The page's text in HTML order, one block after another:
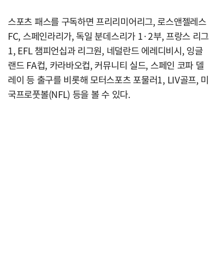
스포츠 패스를 구독하면 프리리미어리그, 로스앤젤레스
FC, 스페인라리가, 독일 분데스리가 1·2부, 프랑스 리그
1, EFL 챔피언십과 리그원, 네덜란드 에레디비시, 잉글
랜드 FA컵, 카라바오컵, 커뮤니티 실드, 스페인 코파 델
레이 등 출구를 비롯해 모터스포츠 포물러1, LIV골프, 미
국프로풋볼(NFL) 등을 볼 수 있다.